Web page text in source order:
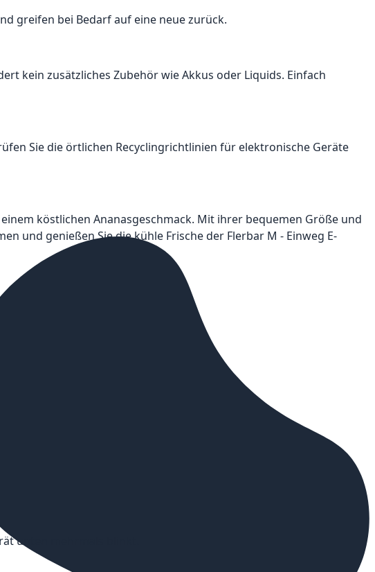
greifen bei Bedarf auf eine neue zurück.
kein zusätzliches Zubehör wie Akkus oder Liquids. Einfach
Sie die örtlichen Recyclingrichtlinien für elektronische Geräte
köstlichen Ananasgeschmack. Mit ihrer bequemen Größe und
und genießen Sie die kühle Frische der Flerbar M - Einweg E-
unten mehrmals blinkt.